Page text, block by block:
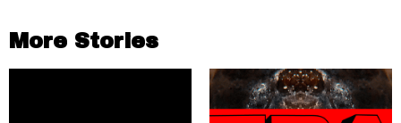
More Stories